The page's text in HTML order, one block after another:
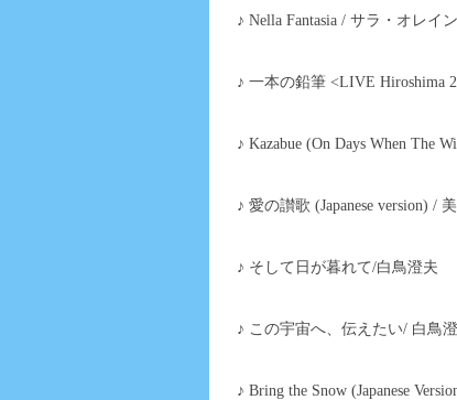
♪ Nella Fantasia / サラ・オレイン
♪ 一本の鉛筆 <LIVE Hiroshima
♪ Kazabue (On Days When The
♪ 愛の讃歌 (Japanese version) /
♪ そして日が暮れて/白鳥澄夫
♪ この宇宙へ、伝えたい/ 白鳥
♪ Bring the Snow (Japanese